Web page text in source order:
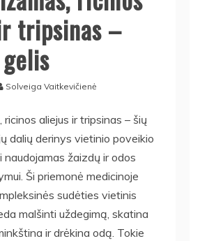
tripsinas –
Solveiga Vaitkevičienė
ricinos aliejus ir tripsinas – šių
dalių derinys vietinio poveikio
naudojamas žaizdų ir odos
Ši priemonė medicinoje
sudėties vietinis
malšinti uždegimą, skatina
ir drėkina odą. Tokie